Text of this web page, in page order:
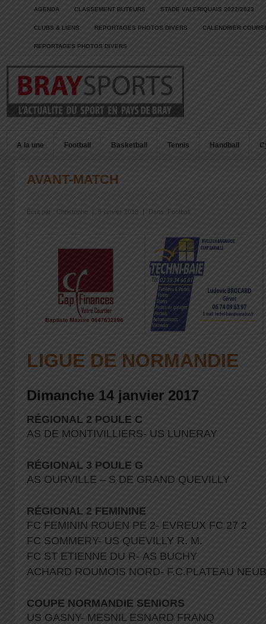
AGENDA CLASSEMENT BUTEURS STADE VALERIQUAIS 2022/2023
CLUBS & LIENS REPORTAGES PHOTOS DIVERS CALENDRIER
REPORTAGES PHOTOS DIVERS
A la une Football Basketball Tennis Handball
AVANT-MATCH
Écrit par : Christophe 9 janvier 2018 Dans : Football
LIGUE DE NORMANDIE
Dimanche 14 janvier 2017
RÉGIONAL 2 POULE C
AS DE MONTIVILLIERS- US LUNERAY
RÉGIONAL 3 POULE G
AS OURVILLE – S DE GRAND QUEVILLY
RÉGIONAL 2 FEMININE
FC FEMININ ROUEN PE 2- EVREUX FC 27 2
FC SOMMERY- US QUEVILLY R. M.
FC ST ETIENNE DU R- AS BUCHY
ACHARD ROUMOIS NORD- F.C.PLATEAU
COUPE NORMANDIE SENIORS
US GASNY- MESNIL ESNARD FRANQ